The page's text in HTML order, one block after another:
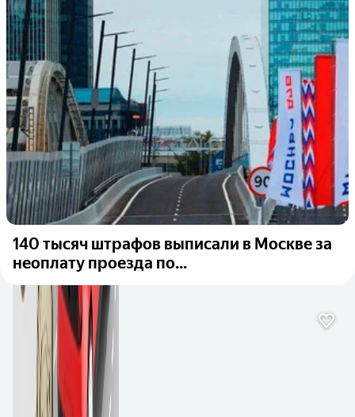
140 тысяч штрафов выписали в Москве за
неоплату проезда по...